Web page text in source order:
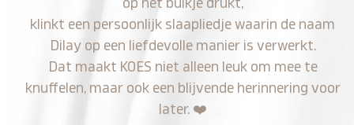
op het buikje drukt,
klinkt een persoonlijk slaapliedje waarin de naam
Dilay op een liefdevolle manier is verwerkt.
Dat maakt KOES niet alleen leuk om mee te
knuffelen, maar ook een blijvende herinnering voor
later. ❤️